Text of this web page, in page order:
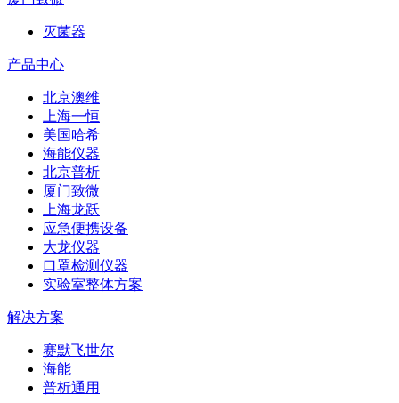
灭菌器
产品中心
北京澳维
上海一恒
美国哈希
海能仪器
北京普析
厦门致微
上海龙跃
应急便携设备
大龙仪器
口罩检测仪器
实验室整体方案
解决方案
赛默飞世尔
海能
普析通用